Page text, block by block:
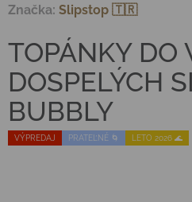
VÝPREDAJ PRATEĽNÉ 🌀 LETO 2026 🌊
TOPÁNKY DO
DOSPELÝCH
BUBBLY
Značka: Slipstop 🇹🇷